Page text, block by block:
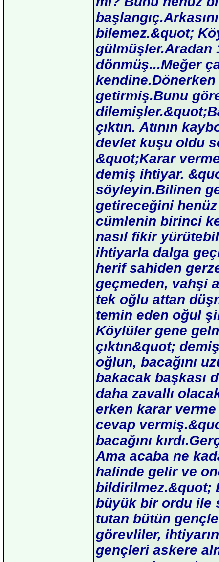
bilemez.&quot;
gülmüşler.Aradan
dönmüş...Meğer
kendine.Dönerken
getirmiş.Bunu
çıktın. Atının
devlet kuşu oldu
&quot;Karar
demiş ihtiyar.
söyleyin.Bilinen
getireceğini
cümlenin birinci
nasıl fikir
ihtiyarla dalga
herif sahiden
geçmeden, vahşi
tek oğlu attan
temin eden oğul
Köylüler gene
çıktın&quot;
oğlun, bacağını
bakacak başkası
daha zavallı
erken karar
cevap
bacağını
Ama acaba ne
halinde gelir ve
bildirilmez.&quot;
büyük bir ordu ile
tutan bütün
görevliler, ihtiyarın
gençleri askere